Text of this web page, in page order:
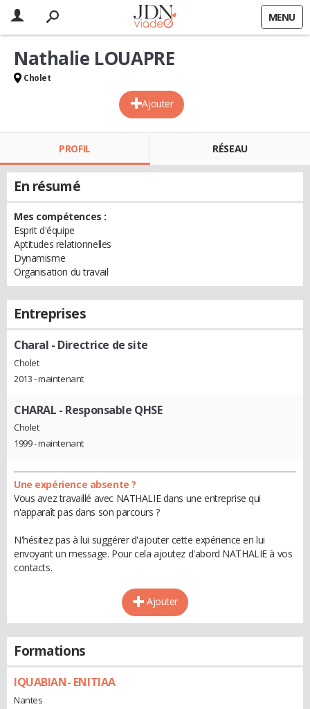
MENU
Ajouter
Nathalie LOUAPRE
Cholet
PROFIL RÉSEAU
En résumé
Mes compétences :
Esprit d'équipe
Aptitudes relationnelles
Dynamisme
Organisation du travail
Entreprises
Charal - Directrice de site
Cholet
2013 - maintenant
CHARAL - Responsable QHSE
Cholet
1999 - maintenant
Une expérience absente ?
Vous avez travaillé avec NATHALIE dans une entreprise qui
n'apparaît pas dans son parcours ?
N'hésitez pas à lui suggérer d'ajouter cette expérience en lui
envoyant un message. Pour cela ajoutez d'abord NATHALIE à vos
contacts.
Ajouter
Formations
IQUABIAN- ENITIAA
Nantes